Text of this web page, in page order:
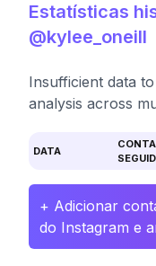
Estatísticas
@kylee_oneill
Insufficient data
analysis across
DATA
+ Adicionar
do Instagram e